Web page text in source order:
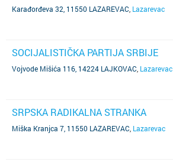
Karađorđeva 32, 11550 LAZAREVAC Lazarevac
SOCIJALISTIČKA PARTIJA SRBIJE
Vojvode Mišića 116, 14224 LAJKOVAC Lazarevac
SRPSKA RADIKALNA STRANKA
Miška Kranjca 7, 11550 LAZAREVAC Lazarevac